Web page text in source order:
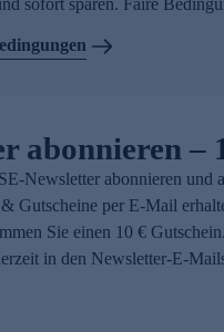
sofort sparen. Faire
abonnieren –
Newsletter abonnieren und
Gutscheine per E-Mail
Sie einen 10 €
in den Newsletter-E-